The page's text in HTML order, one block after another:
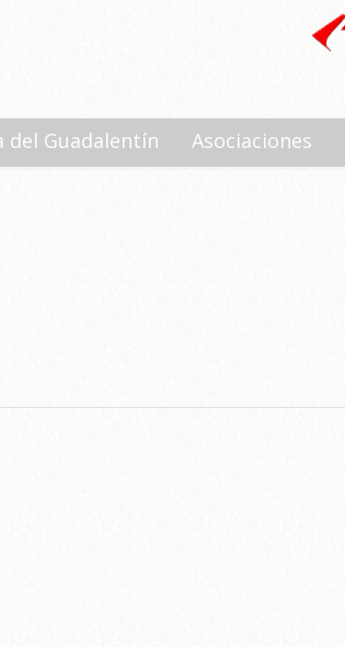
del Guadalentín Asociaciones